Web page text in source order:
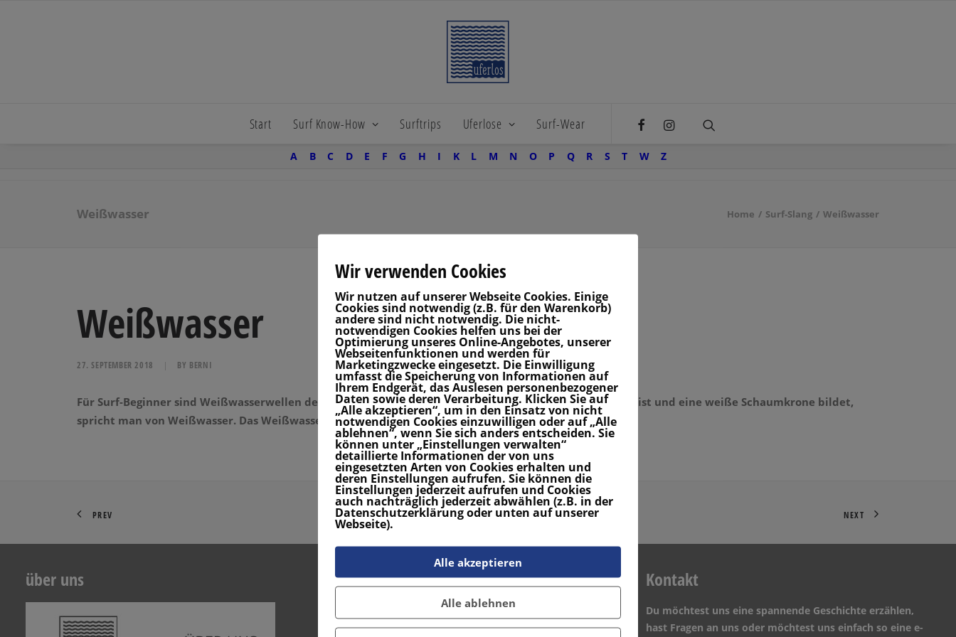
Start Surf Know-How Surftrips Uferlose Surf-Wear
A B C D E F G H I K L M N O P Q R S T W Z
Weißwasser Home Surf-Slang Weißwasser
Weißwasser
27. SEPTEMBER 2018 | BY BERNI
Für Surf-Beginner sind Weißwasserwellen der erste Schritt in die neue Welt. Wenn die Welle gebrochen ist und eine weiße Schaumkrone bildet,
spricht man von Weißwasser. Das Weißwasser kann man sich aber auch später noch zu Nutzen machen.
PREV NEXT
über uns instagram
Auf Instagram folgen
Kontakt
Du möchtest uns eine spannende Geschichte erzählen,
hast Fragen an uns oder möchtest uns einfach so eine e-
Wir verwenden Cookies
Wir nutzen auf unserer Webseite Cookies. Einige
Cookies sind notwendig (z.B. für den Warenkorb)
andere sind nicht notwendig. Die nicht-
notwendigen Cookies helfen uns bei der
Optimierung unseres Online-Angebotes, unserer
Webseitenfunktionen und werden für
Marketingzwecke eingesetzt. Die Einwilligung
umfasst die Speicherung von Informationen auf
Ihrem Endgerät, das Auslesen personenbezogener
Daten sowie deren Verarbeitung. Klicken Sie auf
„Alle akzeptieren“, um in den Einsatz von nicht
notwendigen Cookies einzuwilligen oder auf „Alle
ablehnen“, wenn Sie sich anders entscheiden. Sie
können unter „Einstellungen verwalten“
detaillierte Informationen der von uns
eingesetzten Arten von Cookies erhalten und
deren Einstellungen aufrufen. Sie können die
Einstellungen jederzeit aufrufen und Cookies
auch nachträglich jederzeit abwählen (z.B. in der
Datenschutzerklärung oder unten auf unserer
Webseite).
Alle akzeptieren
Alle ablehnen